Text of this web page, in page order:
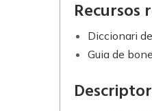
Recursos
Diccionari
Guia de